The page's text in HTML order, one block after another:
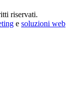
riservati.
e soluzioni web